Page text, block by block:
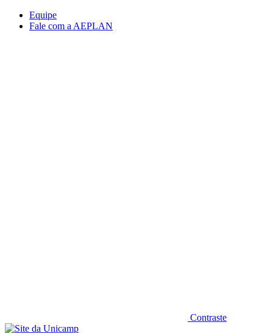
Conteúdo principal
Equipe
Fale com a AEPLAN
Contraste